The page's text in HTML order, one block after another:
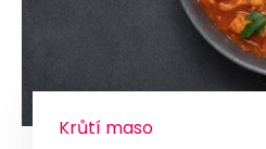
Krůtí maso